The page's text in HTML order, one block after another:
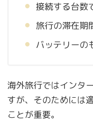
接続する台数
旅行の滞在期
バッテリーの
海外旅行ではインタ
すが、そのためには
ことが重要。